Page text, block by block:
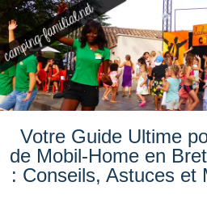
Votre Guide Ultime
de Mobil-Home en
: Conseils, Astuces et